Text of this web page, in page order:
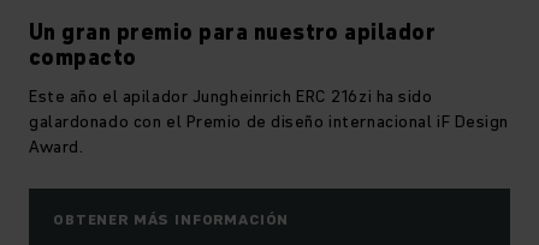
Un gran premio para nuestro apilador
compacto
Este año el apilador Jungheinrich ERC 216zi ha sido
galardonado con el Premio de diseño internacional iF Design
Award.
OBTENER MÁS INFORMACIÓN